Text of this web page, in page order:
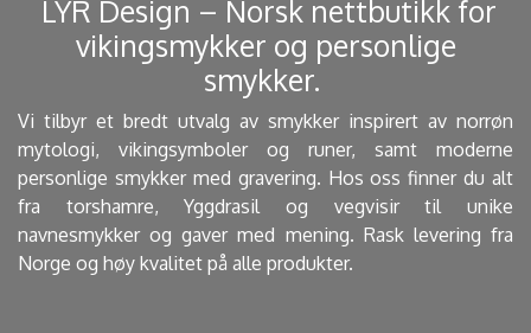
​ LYR Design – Norsk nettbutikk for
vikingsmykker og personlige
smykker. ​
Vi tilbyr et bredt utvalg av smykker inspirert av norrøn
mytologi, vikingsymboler og runer, samt moderne
personlige smykker med gravering. Hos oss finner du alt
fra torshamre, Yggdrasil og vegvisir til unike
navnesmykker og gaver med mening. Rask levering fra
Norge og høy kvalitet på alle produkter.